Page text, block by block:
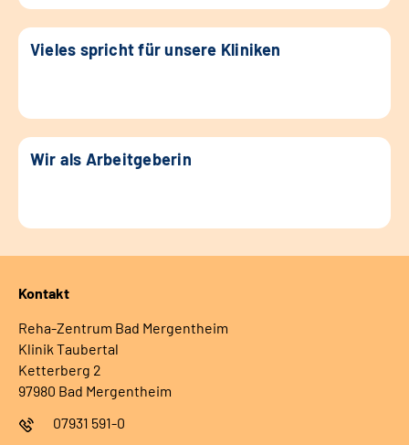
Vieles spricht für unsere Kliniken
Wir als Arbeitgeberin
Kontakt
Reha-Zentrum Bad Mergentheim
Klinik Taubertal
Ketterberg 2
97980 Bad Mergentheim
07931 591-0